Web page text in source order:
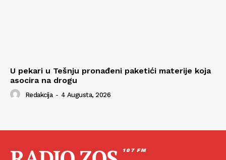
U pekari u Tešnju pronađeni paketići materije koja
asocira na drogu
Redakcija - 4 Augusta, 2026
107 FM